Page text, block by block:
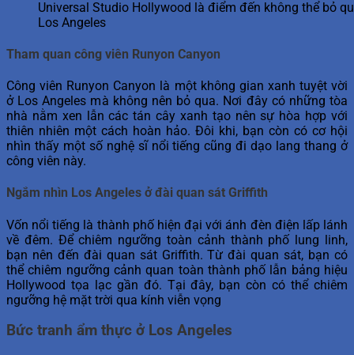
Universal Studio Hollywood là điểm đến không thể bỏ
Los Angeles
Tham quan công viên Runyon Canyon
Công viên Runyon Canyon là một không gian xanh tuyệt vời
ở Los Angeles mà không nên bỏ qua. Nơi đây có những tòa
nhà nằm xen lẫn các tán cây xanh tạo nên sự hòa hợp với
thiên nhiên một cách hoàn hảo. Đôi khi, bạn còn có cơ hội
nhìn thấy một số nghệ sĩ nổi tiếng cũng đi dạo lang thang ở
công viên này.
Ngắm nhìn Los Angeles ở đài quan sát Griffith
Vốn nổi tiếng là thành phố hiện đại với ánh đèn điện lấp lánh
về đêm. Để chiêm ngưỡng toàn cảnh thành phố lung linh,
bạn nên đến đài quan sát Griffith. Từ đài quan sát, bạn có
thể chiêm ngưỡng cảnh quan toàn thành phố lẫn bảng hiệu
Hollywood tọa lạc gần đó. Tại đây, bạn còn có thể chiêm
ngưỡng hệ mặt trời qua kính viễn vọng
Bức tranh ẩm thực ở Los Angeles